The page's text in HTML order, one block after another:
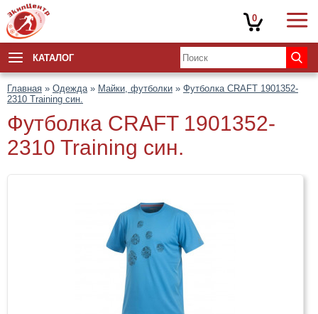
КАТАЛОГ
Главная » Одежда» Майки, футболки » Футболка CRAFT 1901352-
2310 Training син.
Футболка CRAFT 1901352-
2310 Training син.
0